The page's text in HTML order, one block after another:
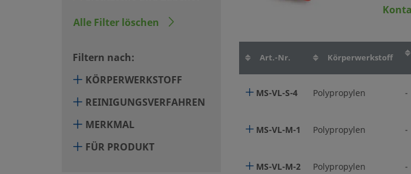
Alle Filter löschen
Filtern nach:
KÖRPERWERKSTOFF
REINIGUNGSVERFAHREN
MERKMAL
FÜR PRODUKT
Art.-Nr. Körperwerkstoff
MS-VL-S-4 Polypropylen -
MS-VL-M-1 Polypropylen -
MS-VL-M-2 Polypropylen -